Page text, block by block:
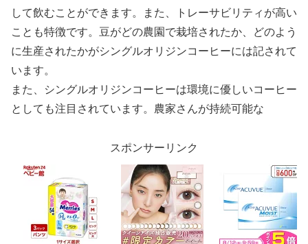
して飲むことができます。また、トレーサビリティが高い
ことも特徴です。豆がどの農園で栽培されたか、どのよう
に生産されたかがシングルオリジンコーヒーには記されて
います。
また、シングルオリジンコーヒーは環境に優しいコーヒー
としても注目されています。農家さんが持続可能な
スポンサーリンク